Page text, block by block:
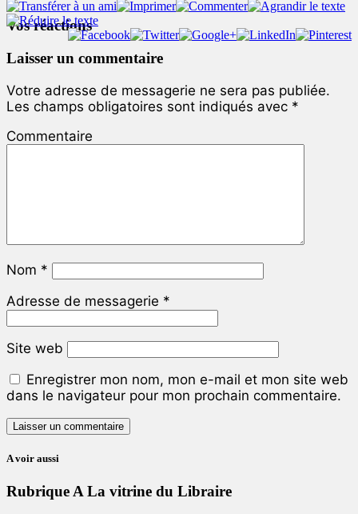
Vos réactions
Laisser un commentaire
Votre adresse de messagerie ne sera pas publiée.
Les champs obligatoires sont indiqués avec *
Commentaire
Nom *
Adresse de messagerie *
Site web
Enregistrer mon nom, mon e-mail et mon site web
dans le navigateur pour mon prochain commentaire.
A voir aussi
Rubrique A La vitrine du Libraire